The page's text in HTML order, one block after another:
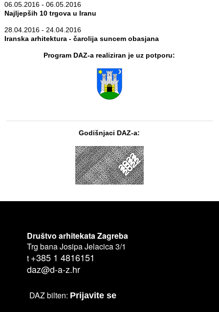
06.05.2016 - 06.05.2016
Najljepših 10 trgova u Iranu
28.04.2016 - 24.04.2016
Iranska arhitektura - čarolija suncem obasjana
Program DAZ-a realiziran je uz potporu:
Godišnjaci DAZ-a:
Društvo arhitekata Zagreba
Trg bana Josipa Jelacica 3/1
t +385 1 4816151
daz@d-a-z.hr
DAZ bilten: Prijavite se